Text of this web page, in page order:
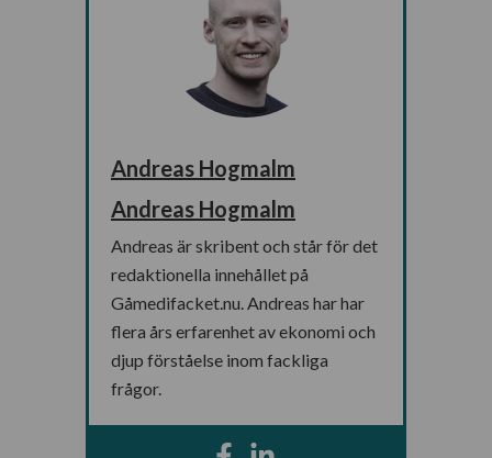
Andreas Hogmalm
Andreas Hogmalm
Andreas är skribent och står för det
redaktionella innehållet på
Gåmedifacket.nu. Andreas har har
flera års erfarenhet av ekonomi och
djup förståelse inom fackliga
frågor.